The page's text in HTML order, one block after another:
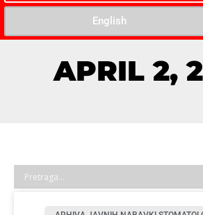
English
APRIL 2,